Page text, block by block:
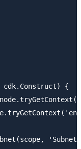
cdk.Construct) {